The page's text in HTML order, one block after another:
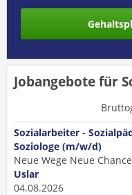
Jobangebote für
Sozialarbeiter -
Soziologe (m/w/d)
Neue Wege Neue
Uslar
04.08.2026